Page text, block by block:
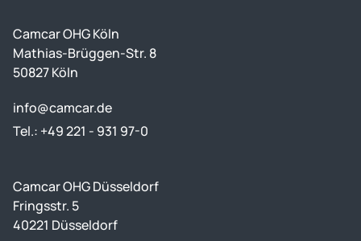
Camcar OHG Köln
Mathias-Brüggen-Str. 8
50827 Köln
info@camcar.de
Tel.: +49 221 - 931 97-0
Camcar OHG Düsseldorf
Fringsstr. 5
40221 Düsseldorf